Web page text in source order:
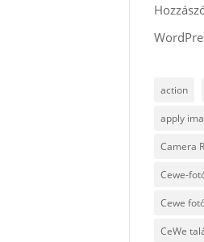
action
apply
Camera
Cewe-
Cewe
CeWe